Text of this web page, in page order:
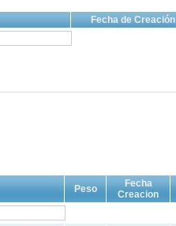
Fecha de Creación
Peso
Fecha
Creacion